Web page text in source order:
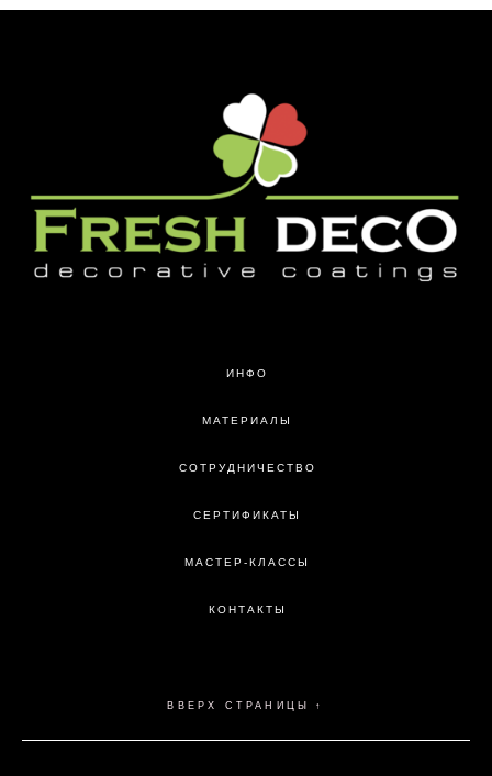
ИНФО
МАТЕРИАЛЫ
СОТРУДНИЧЕСТВО
СЕРТИФИКАТЫ
МАСТЕР-КЛАССЫ
КОНТАКТЫ
ВВЕРХ СТРАНИЦЫ ↑